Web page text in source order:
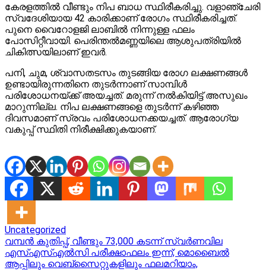
കേരളത്തിൽ വീണ്ടും നിപ ബാധ സ്ഥിരീകരിച്ചു. വളാഞ്ചേരി
സ്വദേശിയായ 42 കാരിക്കാണ് രോഗം സ്ഥിരീകരിച്ചത്.
പുനെ വൈറോളജി ലാബിൽ നിന്നുള്ള ഫലം
പോസിറ്റീവായി. പെരിന്തൽമണ്ണയിലെ ആശുപത്രിയിൽ
ചികിത്സയിലാണ് ഇവർ.
പനി, ചുമ, ശ്വാസതടസം തുടങ്ങിയ രോഗ ലക്ഷണങ്ങള്‍
ഉണ്ടായിരുന്നതിനെ തുടര്‍ന്നാണ് സാമ്പിള്‍
പരിശോധനയ്ക്ക് അയച്ചത്. മരുന്ന് നൽകിയിട്ട് അസുഖം
മാറുന്നില്ല. നിപ ലക്ഷണങ്ങളെ തുടർന്ന് കഴിഞ്ഞ
ദിവസമാണ് സ്രവം പരിശോധനക്കയച്ചത്. ആരോഗ്യ
വകുപ്പ് സ്ഥിതി നിരീക്ഷിക്കുകയാണ്.
Uncategorized
Post
navigation
വമ്പൻ കുതിപ്പ്, വീണ്ടും 73,000 കടന്ന് സ്വർണവില
എസ്എസ്എൽസി പരീക്ഷാഫലം ഇന്ന്; മൊബൈൽ
ആപ്പിലും വെബ്‍സൈറ്റുകളിലും ഫലമറിയാം,